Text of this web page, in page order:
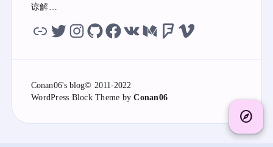
explore
谅解…
虫洞 twitterinstagram
githubfacebook
vk medium
foursquare
vimeo
Conan06's blog© 2011-2022
WordPress Block Theme byConan06